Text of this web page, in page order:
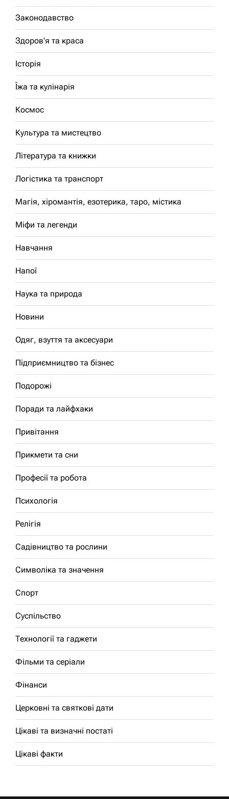
Законодавство
Здоров'я та краса
Історія
Їжа та кулінарія
Космос
Культура та мистецтво
Література та книжки
Логістика та транспорт
Магія, хіромантія, езотерика, таро, містика
Міфи та легенди
Навчання
Напої
Наука та природа
Новини
Одяг, взуття та аксесуари
Підприємництво та бізнес
Подорожі
Поради та лайфхаки
Привітання
Прикмети та сни
Професії та робота
Психологія
Релігія
Садівництво та рослини
Символіка та значення
Спорт
Суспільство
Технології та гаджети
Фільми та серіали
Фінанси
Церковні та святкові дати
Цікаві та визначні постаті
Цікаві факти